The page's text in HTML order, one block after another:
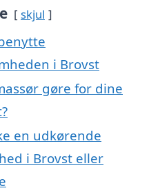
skjul
i Brovst
gøre for dine
en udkørende
i Brovst eller